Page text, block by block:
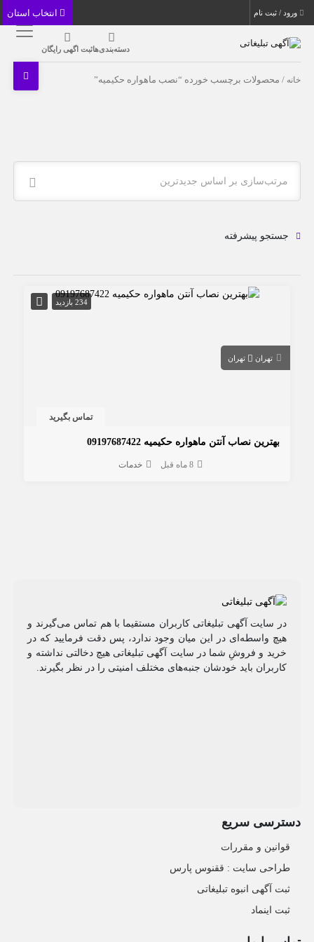
ورود / ثبت نام
دسته‌بندی‌هاثبت اگهی رایگان
خانه / محصولات برچسب خورده “نصب ماهواره حکیمیه”
مرتب‌سازی بر اساس جدیدترین
جستجو پیشرفته
234 بازدید
تهران تهران
تماس بگیرید
بهترین نصاب آنتن ماهواره حکیمیه 09197687422
8 ماه قبل خدمات
در سایت آگهی تبلیغاتی کاربران مستقیما با هم تماس می‌گیرند و
هیچ واسطه‌ای در این میان وجود ندارد، پس دقت فرمایید که در
خرید و فروشِ شما در سایت آگهی تبلیغاتی هیچ دخالتی نداشته و
کاربران باید خودشان جنبه‌های مختلف امنیتی را در نظر بگیرند.
دسترسی سریع
قوانین و مقررات
طراحی سایت : ققنوس پارس
ثبت آگهی انبوه تبلیغاتی
ثبت اینماد